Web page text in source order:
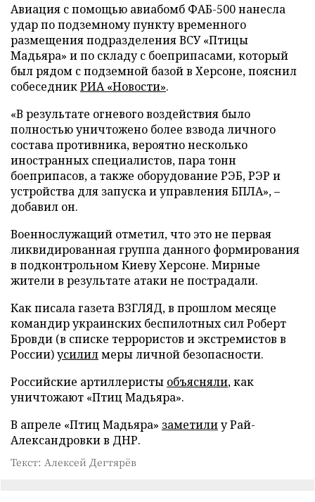
Авиация с помощью авиабомб ФАБ-500 нанесла
удар по подземному пункту временного
размещения подразделения ВСУ «Птицы
Мадьяра» и по складу с боеприпасами, который
был рядом с подземной базой в Херсоне, пояснил
собеседникРИА «Новости».
«В результате огневого воздействия было
полностью уничтожено более взвода личного
состава противника, вероятно несколько
иностранных специалистов, пара тонн
боеприпасов, а также оборудование РЭБ, РЭР и
устройства для запуска и управления БПЛА», –
добавил он.
Военнослужащий отметил, что это не первая
ликвидированная группа данного формирования
в подконтрольном Киеву Херсоне. Мирные
жители в результате атаки не пострадали.
Как писала газета ВЗГЛЯД, в прошлом месяце
командир украинских беспилотных сил Роберт
Бровди (в списке террористов и экстремистов в
России)усилилмеры личной безопасности.
Российские артиллеристы объясняли, как
уничтожают «Птиц Мадьяра».
В апреле «Птиц Мадьяра» заметилиу Рай-
Александровки в ДНР.
Текст: Алексей Дегтярёв